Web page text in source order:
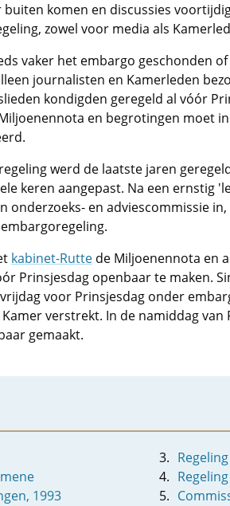
komen en discussies
zowel voor media als
vaker het embargo geschonden
journalisten en Kamerleden
kondigden geregeld al vóór
en begrotingen moet
werd de laatste jaren
keren aangepast. Na een ernstig
onderzoeks- en adviescommissie
kabinet-Rutte de Miljoenennota en
Prinsjesdag openbaar te maken.
voor Prinsjesdag onder
Kamer verstrekt. In de namiddag
gemaakt.
1993